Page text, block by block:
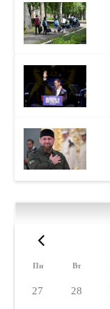
Пн Вт
27 28